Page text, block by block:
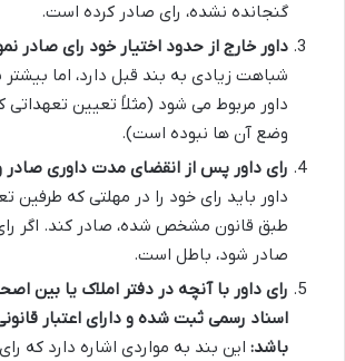
گنجانده نشده، رای صادر کرده است.
داور خارج از حدود اختیار خود رای صادر
شباهت زیادی به بند قبل دارد، اما
داور مربوط می شود (مثلاً تعیین تعهداتی
وضع آن ها نبوده است).
رای داور پس از انقضای مدت داوری
داور باید رای خود را در مهلتی که طرفین
طبق قانون مشخص شده، صادر کند. اگر
صادر شود، باطل است.
رای داور با آنچه در دفتر املاک یا بین
اسناد رسمی ثبت شده و دارای اعتبار
باشد: این بند به مواردی اشاره دارد که